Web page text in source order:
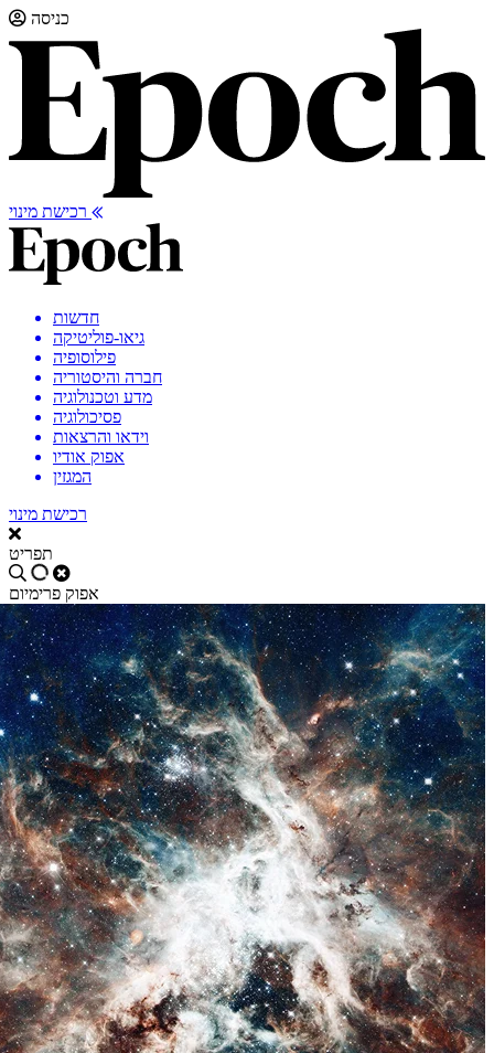
כניסה
חדשות
גיאו-פוליטיקה
פילוסופיה
חברה והיסטוריה
מדע וטכנולוגיה
פסיכולוגיה
וידאו והרצאות
אפוק אודיו
המגזין
רכישת מינוי
תפריט
אפוק פרימיום